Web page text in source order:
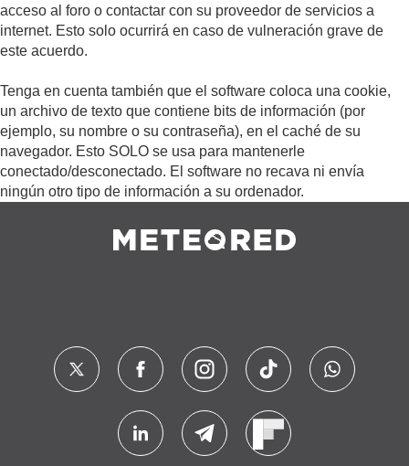
acceso al foro o contactar con su proveedor de servicios a
internet. Esto solo ocurrirá en caso de vulneración grave de
este acuerdo.
Tenga en cuenta también que el software coloca una cookie,
un archivo de texto que contiene bits de información (por
ejemplo, su nombre o su contraseña), en el caché de su
navegador. Esto SOLO se usa para mantenerle
conectado/desconectado. El software no recava ni envía
ningún otro tipo de información a su ordenador.